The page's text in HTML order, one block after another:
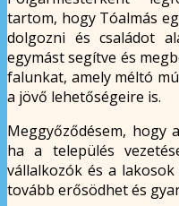
tartom, hogy Tóalmás
dolgozni és családot
egymást segítve és
falunkat, amely méltó
a jövő lehetőségeire is.
Meggyőződésem, hogy
ha a település
vállalkozók és a
tovább erősödhet és